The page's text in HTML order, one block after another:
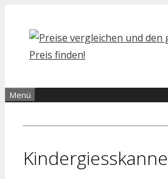
Inhalt
springen
Menü